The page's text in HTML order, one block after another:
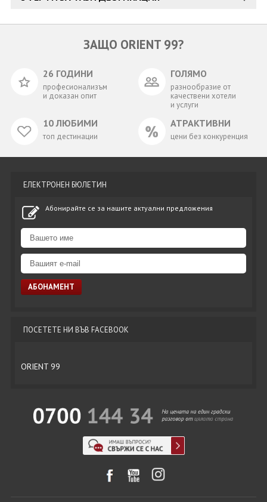
ЗАЩО ORIENT 99?
26 ГОДИНИ
професионализъм
и доказан опит
ГОЛЯМО
разнообразие от
качествени хотели
и услуги
10 ЛЮБИМИ
топ дестинации
АТРАКТИВНИ
цени без конкуренция
ЕЛЕКТРОНЕН БЮЛЕТИН
Абонирайте се за нашите актуални предложения
ПОСЕТЕТЕ НИ ВЪВ FACEBOOK
ORIENT 99